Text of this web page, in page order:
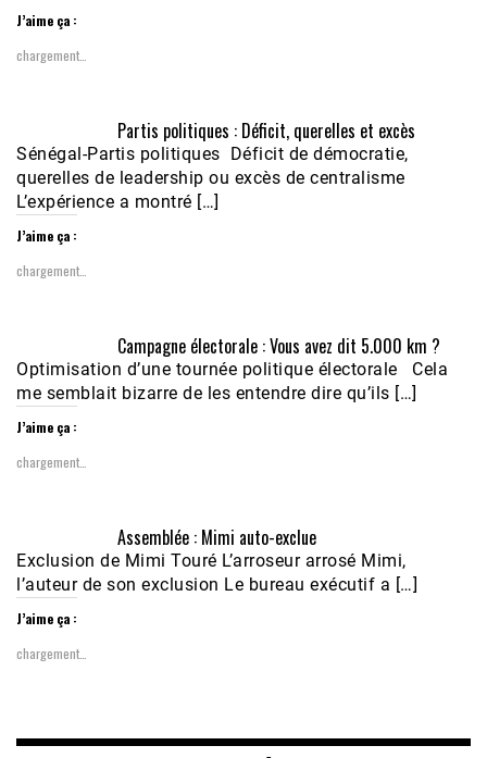
J’aime ça :
chargement…
Partis politiques : Déficit, querelles et excès
Sénégal-Partis politiques Déficit de démocratie,
querelles de leadership ou excès de centralisme
L’expérience a montré […]
J’aime ça :
chargement…
Campagne électorale : Vous avez dit 5.000 km ?
Optimisation d’une tournée politique électorale Cela
me semblait bizarre de les entendre dire qu’ils […]
J’aime ça :
chargement…
Assemblée : Mimi auto-exclue
Exclusion de Mimi Touré L’arroseur arrosé Mimi,
l’auteur de son exclusion Le bureau exécutif a […]
J’aime ça :
chargement…